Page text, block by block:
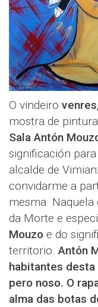
O vindeiro
mostra de
Sala Antón
significación
alcalde de
convidarme a
mesma. Naquela
da Morte e
Mouzo e do
territorio.Antón
habitantes
pero noso. O
alma das botas